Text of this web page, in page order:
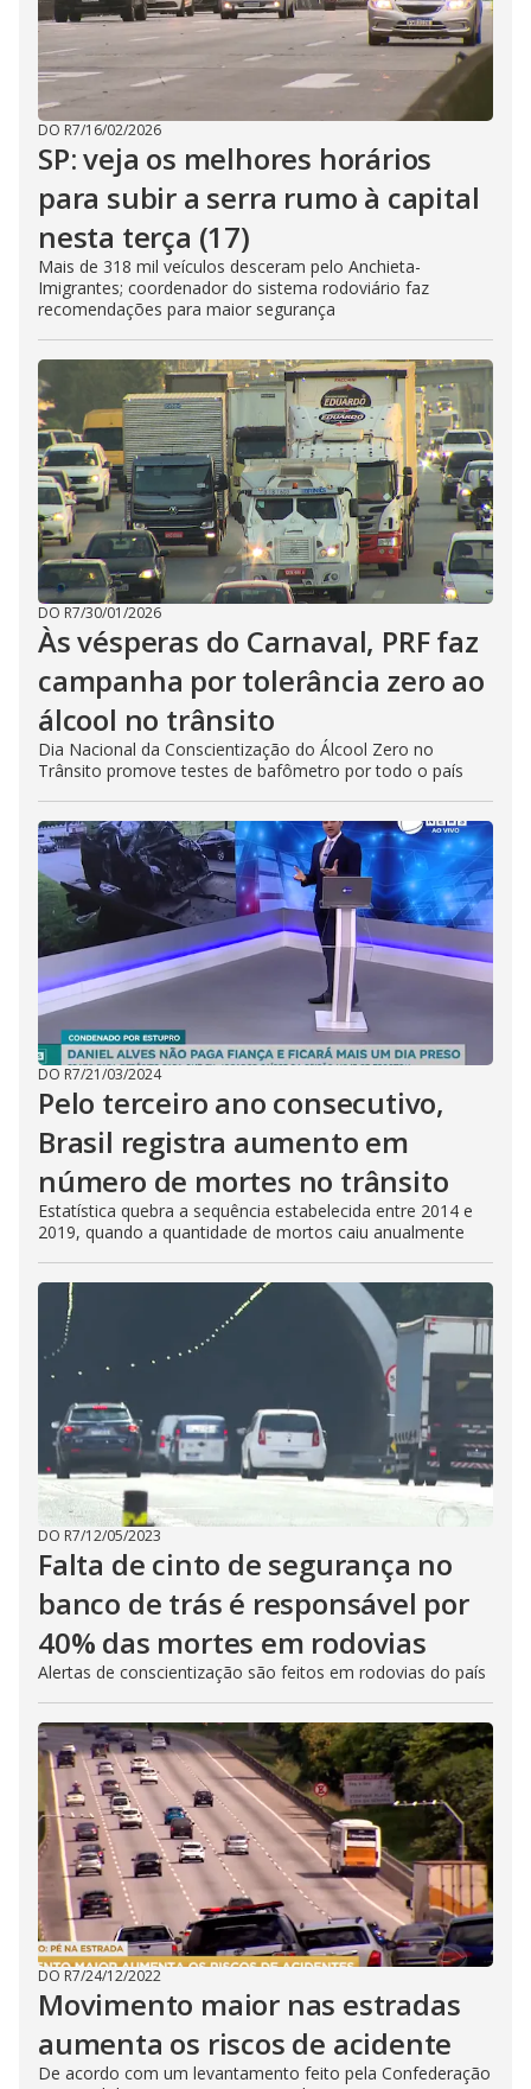
DO R7/16/02/2026
SP: veja os melhores horários
para subir a serra rumo à capital
nesta terça (17)
Mais de 318 mil veículos desceram pelo Anchieta-
Imigrantes; coordenador do sistema rodoviário faz
recomendações para maior segurança
DO R7/30/01/2026
Às vésperas do Carnaval, PRF faz
campanha por tolerância zero ao
álcool no trânsito
Dia Nacional da Conscientização do Álcool Zero no
Trânsito promove testes de bafômetro por todo o país
DO R7/21/03/2024
Pelo terceiro ano consecutivo,
Brasil registra aumento em
número de mortes no trânsito
Estatística quebra a sequência estabelecida entre 2014 e
2019, quando a quantidade de mortos caiu anualmente
DO R7/12/05/2023
Falta de cinto de segurança no
banco de trás é responsável por
40% das mortes em rodovias
Alertas de conscientização são feitos em rodovias do país
DO R7/24/12/2022
Movimento maior nas estradas
aumenta os riscos de acidente
De acordo com um levantamento feito pela Confederação